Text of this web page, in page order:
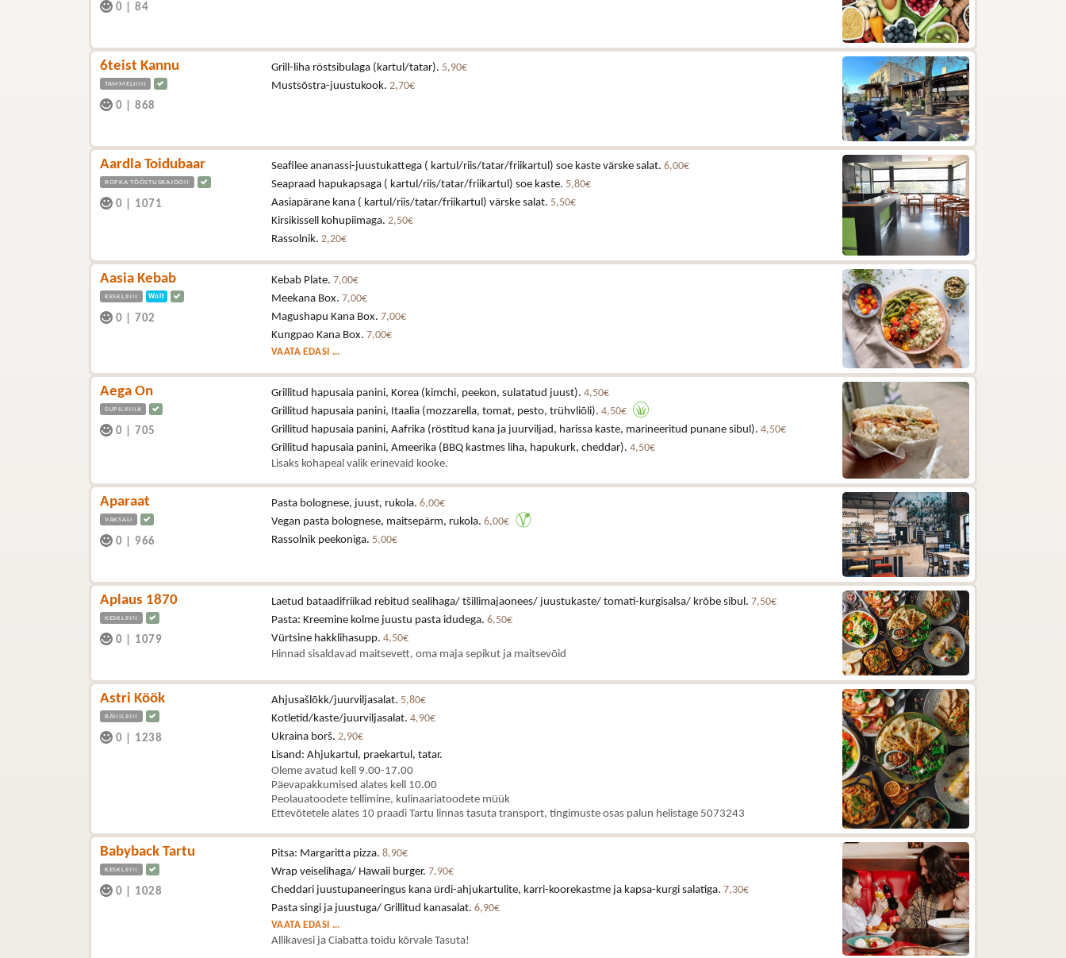
0 84
6teist Kannu
TAMMELINN
0 868
Grill-liha röstsibulaga (kartul/tatar). 5,90€
Mustsõstra-juustukook. 2,70€
Aardla Toidubaar
ROPKA TÖÖSTUSRAJOON
0 1071
Seafilee ananassi-juustukattega ( kartul/riis/tatar/friikartul) soe kaste värske salat. 6,00€
Seapraad hapukapsaga ( kartul/riis/tatar/friikartul) soe kaste. 5,80€
Aasiapärane kana ( kartul/riis/tatar/friikartul) värske salat. 5,50€
Kirsikissell kohupiimaga. 2,50€
Rassolnik. 2,20€
Aasia Kebab
KESKLINN Wolt
0 702
Kebab Plate. 7,00€
Meekana Box. 7,00€
Magushapu Kana Box. 7,00€
Kungpao Kana Box. 7,00€
VAATA EDASI ...
Aega On
SUPILINNA
0 705
Grillitud hapusaia panini, Korea (kimchi, peekon, sulatatud juust). 4,50€
Grillitud hapusaia panini, Itaalia (mozzarella, tomat, pesto, trühvliõli). 4,50€
Grillitud hapusaia panini, Aafrika (röstitud kana ja juurviljad, harissa kaste, marineeritud punane sibul). 4,50€
Grillitud hapusaia panini, Ameerika (BBQ kastmes liha, hapukurk, cheddar). 4,50€
Lisaks kohapeal valik erinevaid kooke.
Aparaat
VAKSALI
0 966
Pasta bolognese, juust, rukola. 6,00€
Vegan pasta bolognese, maitsepärm, rukola. 6,00€
Rassolnik peekoniga. 5,00€
Aplaus 1870
KESKLINN
0 1079
Laetud bataadifriikad rebitud sealihaga/ tšillimajaonees/ juustukaste/ tomati-kurgisalsa/ krõbe sibul. 7,50€
Pasta: Kreemine kolme juustu pasta idudega. 6,50€
Vürtsine hakklihasupp. 4,50€
Hinnad sisaldavad maitsevett, oma maja sepikut ja maitsevõid
Astri Köök
RÄNILINN
0 1238
Ahjusašlõkk/juurviljasalat. 5,80€
Kotletid/kaste/juurviljasalat. 4,90€
Ukraina borš. 2,90€
Lisand: Ahjukartul, praekartul, tatar.
Oleme avatud kell 9.00-17.00
Päevapakkumised alates kell 10.00
Peolauatoodete tellimine, kulinaariatoodete müük
Ettevõtetele alates 10 praadi Tartu linnas tasuta transport, tingimuste osas palun helistage 5073243
Babyback Tartu
KESKLINN
0 1028
Pitsa: Margaritta pizza. 8,90€
Wrap veiselihaga/ Hawaii burger. 7,90€
Cheddari juustupaneeringus kana ürdi-ahjukartulite, karri-koorekastme ja kapsa-kurgi salatiga. 7,30€
Pasta singi ja juustuga/ Grillitud kanasalat. 6,90€
VAATA EDASI ...
Allikavesi ja Ciabatta toidu kõrvale Tasuta!